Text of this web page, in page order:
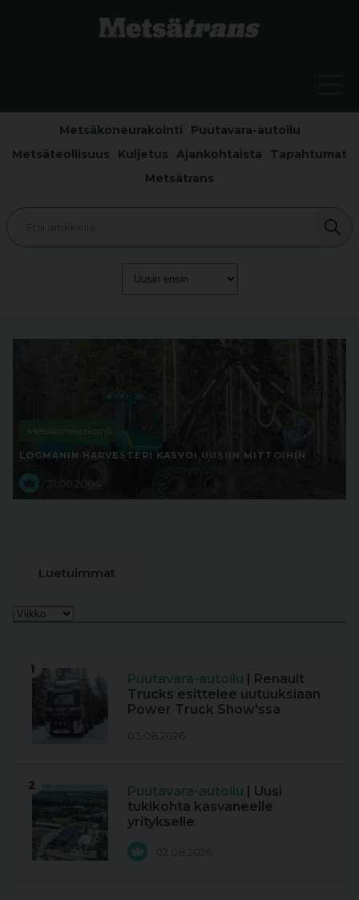
Metsäkoneurakointi
Puutavara-autoilu
Metsäteollisuus
Kuljetus Ajankohtaista
Tapahtumat
Metsätrans
Metsäkoneurakointi
LOGMANIN HARVESTERI KASVOI UUSIIN MITTOIHIN
21.06.2004
Luetuimmat
1
Puutavara-autoilu | Renault
Trucks esittelee uutuuksiaan
Power Truck Show'ssa
03.08.2026
2 Puutavara-autoilu | Uusi
tukikohta kasvaneelle
yritykselle
02.08.2026